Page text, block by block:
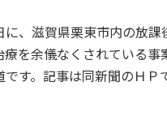
、滋賀県栗東市内の放課
を余儀なくされている事
す。記事は同新聞のＨ